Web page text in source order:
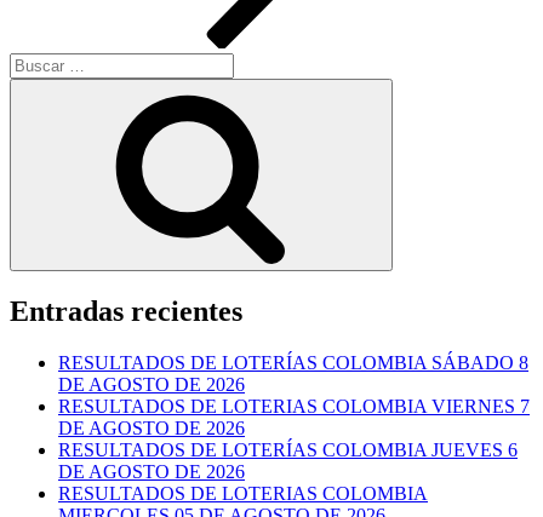
Buscar
por:
Entradas recientes
RESULTADOS DE LOTERÍAS COLOMBIA SÁBADO 8
DE AGOSTO DE 2026
RESULTADOS DE LOTERIAS COLOMBIA VIERNES 7
DE AGOSTO DE 2026
RESULTADOS DE LOTERÍAS COLOMBIA JUEVES 6
DE AGOSTO DE 2026
RESULTADOS DE LOTERIAS COLOMBIA